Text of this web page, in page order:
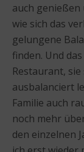
auch genießen
wie sich das
gelungene
finden. Und
Restaurant,
ausbalanciert
Familie auch
noch mehr
den einzelnen